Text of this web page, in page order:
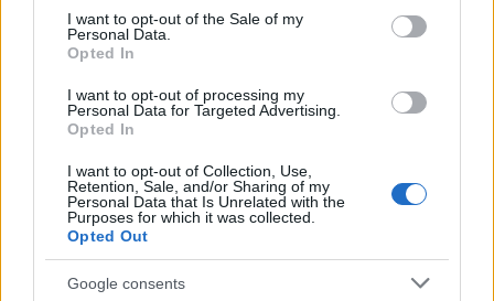
I want to opt-out of the Sale of my
Personal Data.
Opted In
I want to opt-out of processing my
Personal Data for Targeted Advertising.
Opted In
I want to opt-out of Collection, Use,
Retention, Sale, and/or Sharing of my
Personal Data that Is Unrelated with the
Purposes for which it was collected.
Opted Out
Google consents
potere e di sopravvivenza. Unire due partitini
del 3% per provare a superare alle elezioni
l’obiettivo, si è esaurita la ragione sociale.
Perseverare, voleva dire soltanto sconfinare
nell’accanimento terapeutico. Amen.
Il Terzo Polo passerà non alla storia
cronaca della politica italiana per essere stato un
simpatico imbroglio messo su da due signori tipo